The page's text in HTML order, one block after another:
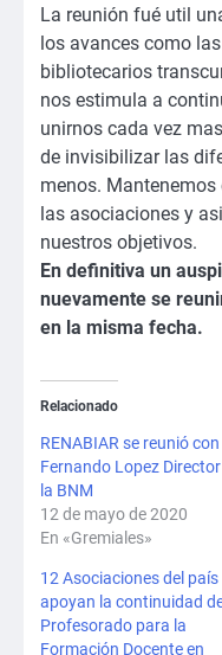
La reunión fué util
los avances como
bibliotecarios
nos estimula a
unirnos cada vez
de invisibilizar las
menos.
las asociaciones y
nuestros objetivos.
En definitiva un
nuevamente se
en la misma fecha.
Relacionado
RENABIAR se reunió con
Fernando Lopez
la BNM
12 de mayo de 2020
En «Gremiales»
12 Asociaciones del país
apoyan la continuidad
Profesorado para la
Formación Docente en